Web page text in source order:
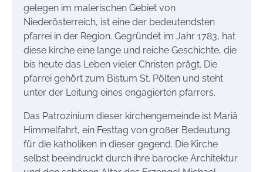
gelegen im malerischen Gebiet von
Niederösterreich, ist eine der bedeutendsten
pfarrei in der Region. Gegründet im Jahr 1783, hat
diese kirche eine lange und reiche Geschichte, die
bis heute das Leben vieler Christen prägt. Die
pfarrei gehört zum Bistum St. Pölten und steht
unter der Leitung eines engagierten pfarrers.
Das Patrozinium dieser kirchengemeinde ist Mariä
Himmelfahrt, ein Festtag von großer Bedeutung
für die katholiken in dieser gegend. Die Kirche
selbst beeindruckt durch ihre barocke Architektur